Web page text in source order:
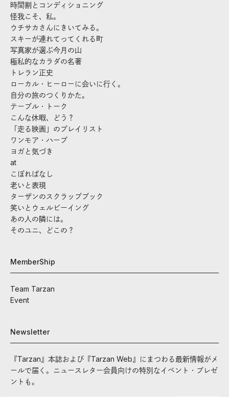
時間割とコンディショニング
怪我こそ、私。
ウチサカさんにきいてみる。
スキーが連れてってくれる町
写真家が選ぶ今月の山
極私的なカラダの名著
トレラン正史
ローカル・ヒーローに会いに行く。
自分の旅のつくりかた。
テーブル・トーク
こんな休暇、どう？
「走る映画」のプレイリスト
ワンモア・ハーブ
ヨガと気づき
at
こぼればなし
老いと表現
ターザンのスクラップブック
笑いとウェルビーイング
あの人の隣には。
そのユニ、どこの？
MemberShip
Team Tarzan
Event
Newsletter
『Tarzan』本誌および『Tarzan Web』にまつわる最新情報がメ
ールで届く。ニュースレター会員向けの特別なイベント・プレゼ
ントも。